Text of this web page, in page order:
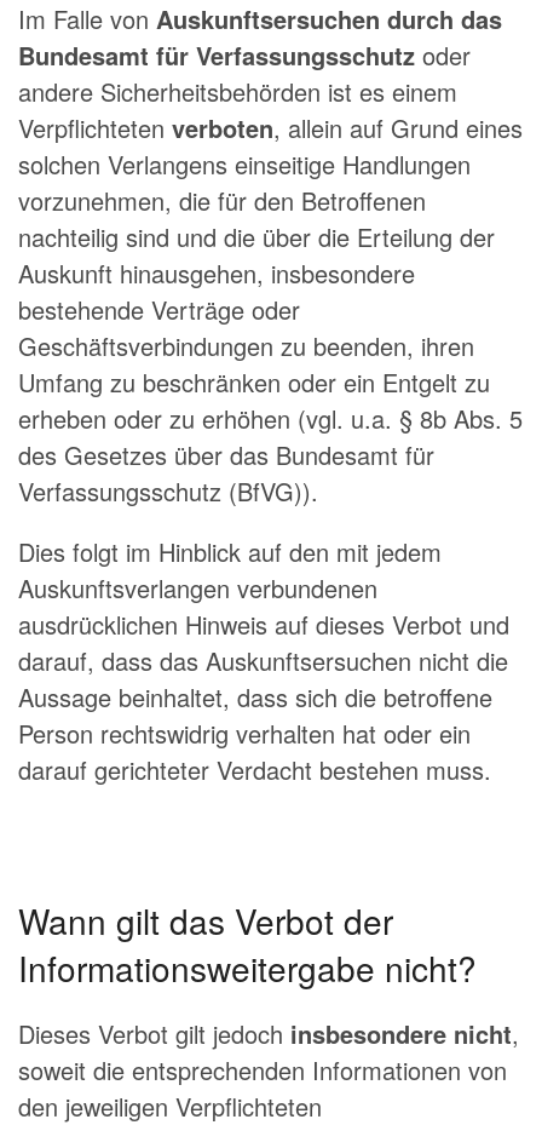
Im Falle von Auskunftsersuchen durch das
Bundesamt für Verfassungsschutz oder
andere Sicherheitsbehörden ist es einem
Verpflichteten verboten, allein auf Grund eines
solchen Verlangens einseitige Handlungen
vorzunehmen, die für den Betroffenen
nachteilig sind und die über die Erteilung der
Auskunft hinausgehen, insbesondere
bestehende Verträge oder
Geschäftsverbindungen zu beenden, ihren
Umfang zu beschränken oder ein Entgelt zu
erheben oder zu erhöhen (vgl. u.a. § 8b Abs. 5
des Gesetzes über das Bundesamt für
Verfassungsschutz (BfVG)).
Dies folgt im Hinblick auf den mit jedem
Auskunftsverlangen verbundenen
ausdrücklichen Hinweis auf dieses Verbot und
darauf, dass das Auskunftsersuchen nicht die
Aussage beinhaltet, dass sich die betroffene
Person rechtswidrig verhalten hat oder ein
darauf gerichteter Verdacht bestehen muss.
Wann gilt das Verbot der
Informationsweitergabe nicht?
Dieses Verbot gilt jedoch insbesondere nicht,
soweit die entsprechenden Informationen von
den jeweiligen Verpflichteten